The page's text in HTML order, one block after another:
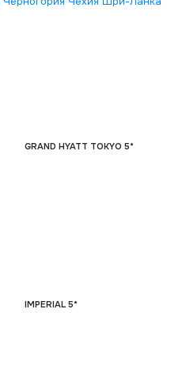
GRAND HYATT TOKYO 5*
IMPERIAL 5*